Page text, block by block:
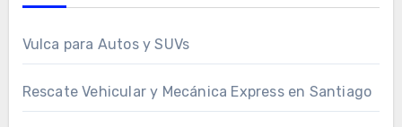
Vulca para Autos y SUVs
Rescate Vehicular y Mecánica Express en Santiago